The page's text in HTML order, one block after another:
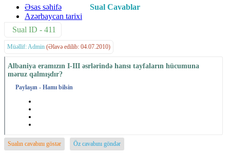
Əsas səhifə
Azərbaycan tarixi
Sual Cavablar
Sual ID - 411
Müəllif: Admin (Əlavə edilib: 04.07.2010)
Albaniya eramızın I-III əsrlərində hansı tayfaların hücumuna
məruz qalmışdır?
Paylaşın - Hamı bilsin
Sualın cavabını göstər Öz cavabını göndər